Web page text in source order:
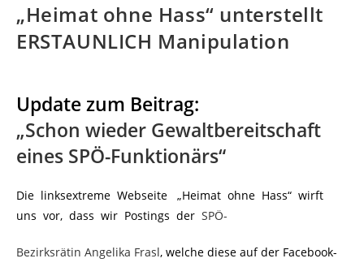
„Heimat ohne Hass“ unterstellt
ERSTAUNLICH Manipulation
Update zum Beitrag:
„Schon wieder Gewaltbereitschaft
eines SPÖ-Funktionärs“
Die linksextreme Webseite „Heimat ohne Hass“ wirft
uns vor, dass wir Postings der SPÖ-
Bezirksrätin Angelika Frasl, welche diese auf der Facebook-